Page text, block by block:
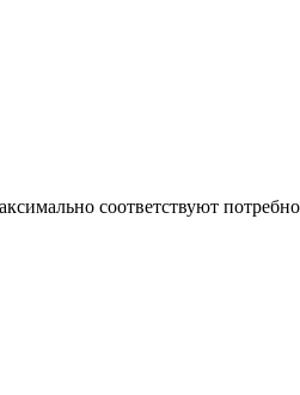
соответствуют